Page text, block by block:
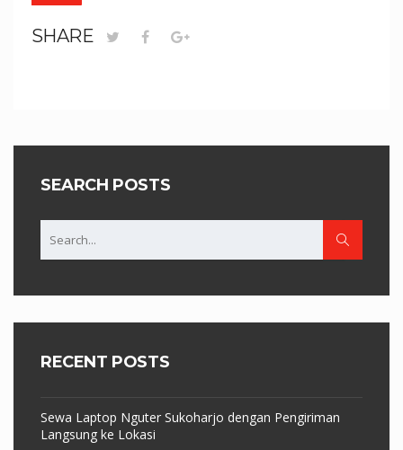
SHARE
SEARCH POSTS
RECENT POSTS
Sewa Laptop Nguter Sukoharjo dengan Pengiriman
Langsung ke Lokasi